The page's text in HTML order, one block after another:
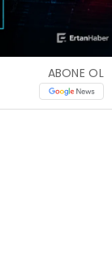
ABONE OL